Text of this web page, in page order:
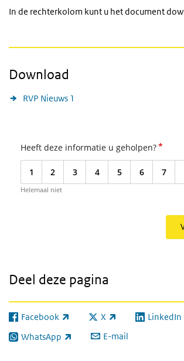
In de rechterkolom kunt u het document
Download
RVP Nieuws 1
Heeft deze informatie u geholpen?*
1 2 3 4 5 6 7
Helemaal niet
Deel deze pagina
Facebook
(externe link) X
(externe link) LinkedIn
(externe
WhatsApp
(externe link) E-mail